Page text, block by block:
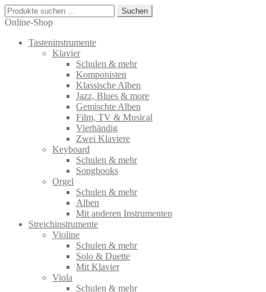
Suchen
nach:
Suchen
Online-Shop
Tasteninstrumente
Klavier
Schulen & mehr
Komponisten
Klassische Alben
Jazz, Blues & more
Gemischte Alben
Film, TV & Musical
Vierhändig
Zwei Klaviere
Keyboard
Schulen & mehr
Songbooks
Orgel
Schulen & mehr
Alben
Mit anderen Instrumenten
Streichinstrumente
Violine
Schulen & mehr
Solo & Duette
Mit Klavier
Viola
Schulen & mehr